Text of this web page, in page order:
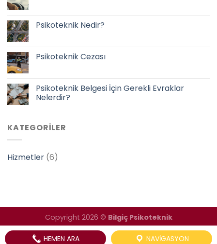
Psikoteknik Nedir?
Psikoteknik Cezası
Psikoteknik Belgesi İçin Gerekli Evraklar
Nelerdir?
KATEGORILER
Hizmetler (6)
Copyright 2026 © Bilgiç Psikoteknik
HEMEN ARA NAVIGASYON